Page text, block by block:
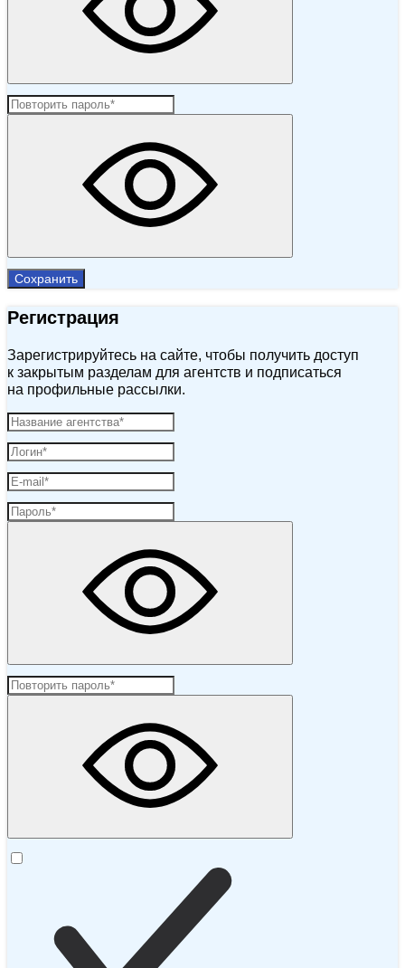
Сохранить
Регистрация
Зарегистрируйтесь на сайте, чтобы получить доступ
к закрытым разделам для агентств и подписаться
на профильные рассылки.